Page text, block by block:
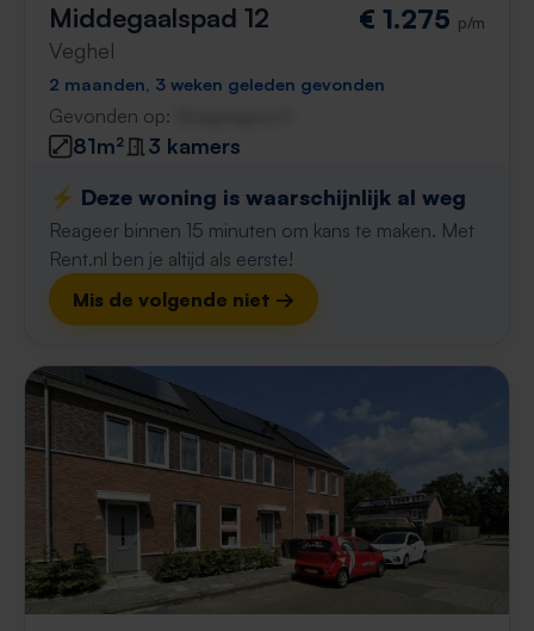
Middegaalspad 12
Veghel
€ 1.275 p/m
2 maanden, 3 weken geleden gevonden
Gevonden op:
81m²
3 kamers
⚡️ Deze woning is waarschijnlijk al weg
Reageer binnen 15 minuten om kans te maken. Met
Rent.nl ben je altijd als eerste!
Mis de volgende niet →